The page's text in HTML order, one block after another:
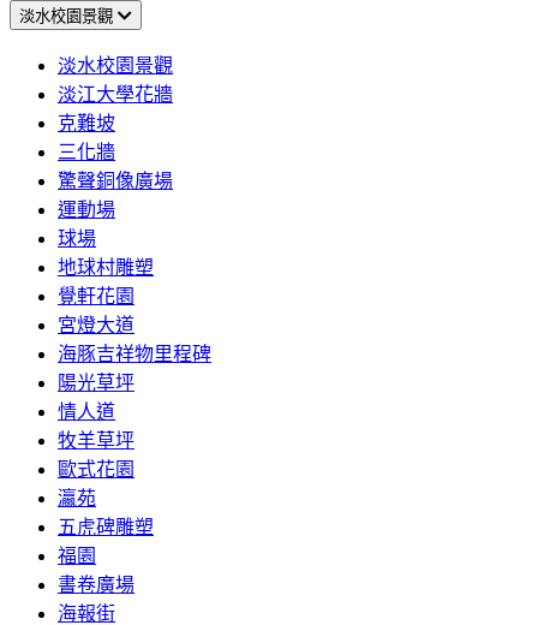
淡水校園景觀
淡水校園景觀
淡江大學花牆
克難坡
三化牆
驚聲銅像廣場
運動場
球場
地球村雕塑
覺軒花園
宮燈大道
海豚吉祥物里程碑
陽光草坪
情人道
牧羊草坪
歐式花園
瀛苑
五虎碑雕塑
福園
書卷廣場
海報街